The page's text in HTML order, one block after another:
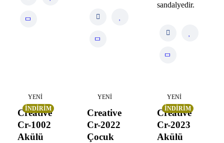
sandalyedir.
YENI
İNDIRIM
Creative
Cr-1002
Akülü
YENI
Creative
Cr-2022
Çocuk
YENI
İNDIRIM
Creative
Cr-2023
Akülü